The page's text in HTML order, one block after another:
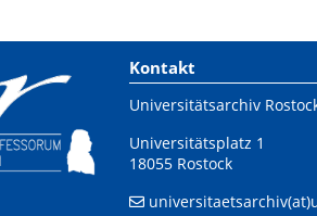
Kontakt
Universitätsarchiv
Universitätsplatz 1
18055 Rostock